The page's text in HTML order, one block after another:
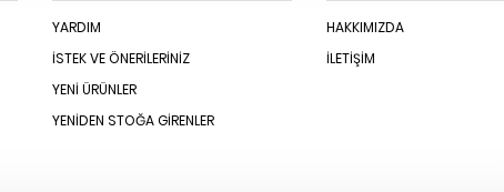
YARDIM
İSTEK VE ÖNERILERINIZ
YENİ ÜRÜNLER
YENİDEN STOĞA GİRENLER
HAKKIMIZDA
İLETIŞIM